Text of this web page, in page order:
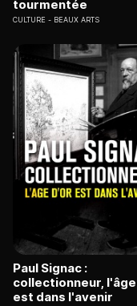
tourmentée
CULTURE BEAUX ARTS
Paul Signac :
collectionneur,
est dans l'avenir